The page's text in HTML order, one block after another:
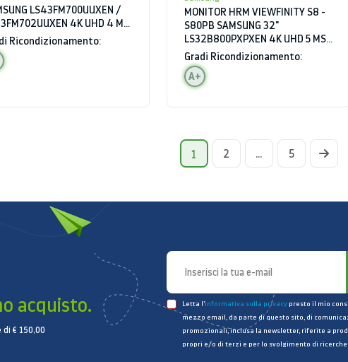
LS43FM700UUXEN /
4K UHD 4 MS
HDMI HUB USB BLUETOOTH
Ricondizionamento:
MONITOR HRM VIEWFINITY S8 -
S80PB SAMSUNG 32"
LS32B800PXPXEN 4K UHD 5 MS
60 HZ HDR HDMI HUB USB
Gradi Ricondizionamento:
A+
1 2 ... 5
acquisto.
€ 150,00
Letta l’informativa sulla privacy presto il mio
mezzo email, da parte di questo sito, di
promozionali, inclusa la newsletter, riferite a
propri e/o di terzi e per lo svolgimento di